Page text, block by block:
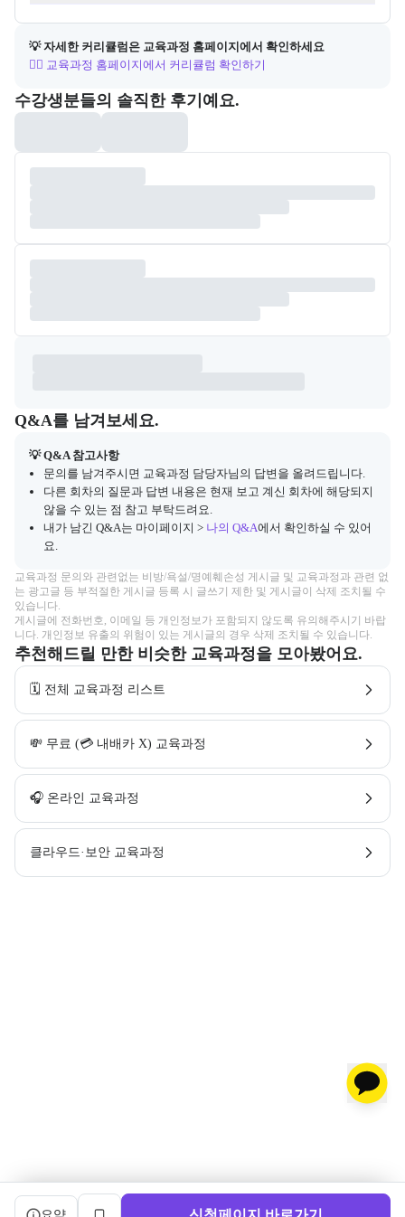
💡 자세한 커리큘럼은 교육과정 홈페이지에서 확인하세요
👉🏻 교육과정 홈페이지에서 커리큘럼 확인하기
포폴&후기
수강생분들의 솔직한 후기예요.
Q&A
캠프 관련 질문과 답변 목록을 확인하고, 질문을 작성할 수 있다.
Q&A를 남겨보세요.
💡 Q&A 참고사항
문의를 남겨주시면 교육과정 담당자님의 답변을 올려드립니다.
다른 회차의 질문과 답변 내용은 현재 보고 계신 회차에 해당되지
않을 수 있는 점 참고 부탁드려요.
내가 남긴 Q&A는 마이페이지 > 나의 Q&A에서 확인하실 수 있어
요.
교육과정 문의와 관련없는 비방/욕설/명예훼손성 게시글 및 교육과정과 관련 없
는 광고글 등 부적절한 게시글 등록 시 글쓰기 제한 및 게시글이 삭제 조치될 수
있습니다.
게시글에 전화번호, 이메일 등 개인정보가 포함되지 않도록 유의해주시기 바랍
니다. 개인정보 유출의 위험이 있는 게시글의 경우 삭제 조치될 수 있습니다.
추천해드릴 만한 비슷한 교육과정을 모아봤어요.
🗓️ 전체 교육과정 리스트
💸 무료 (💳 내배카 X) 교육과정
🎧 온라인 교육과정
클라우드·보안 교육과정
캠프 요약 정보와 상세 도우미, 북마크, 신청 버튼을 제공한다.